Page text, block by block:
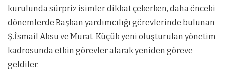
kurulunda sürpriz isimler dikkat çekerken, daha önceki
dönemlerde Başkan yardımcılığı görevlerinde bulunan
Ş.İsmail Aksu ve Murat Küçük yeni oluşturulan yönetim
kadrosunda etkin görevler alarak yeniden göreve
geldiler.